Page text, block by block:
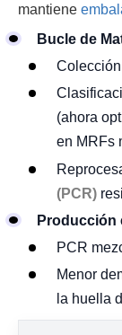
mantiene
Bucle de
(ahora
en MRFs
(PCR)
Producción
PCR
Menor
la huella